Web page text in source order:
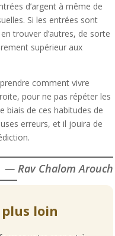
d’argent à même de
Si les entrées sont
trouver d’autres, de sorte
supérieur aux
comment vivre
pour ne pas répéter les
biais de ces habitudes de
erreurs, et il jouira de
— Rav Chalom Arouch
loin